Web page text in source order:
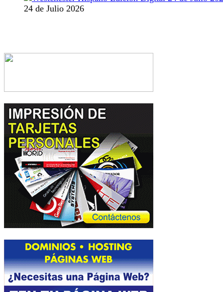
24 de Julio 2026